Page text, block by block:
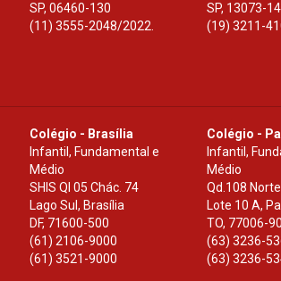
SP, 06460-130
(11) 3555-2048/2022.
SP, 13073-
(19) 3211-
Colégio - Brasília
Infantil, Fundamental e
Médio
SHIS Ql 05 Chác. 74
Lago Sul, Brasília
DF, 71600-500
(61) 2106-9000
(61) 3521-9000
Colégio -
Infantil,
Médio
Qd.108
Lote 10 A,
TO, 77006-
(63) 3236-
(63) 3236-